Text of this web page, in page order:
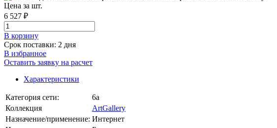
Цена за шт.
6 527 ₽
В корзинy
Срок поставки: 2 дня
В избранное
Оставить заявку на расчет
Характеристики
Категория сети:
6a
Коллекция
ArtGallery
Назначение/применение: Интернет